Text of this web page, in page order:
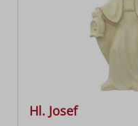
Hl. Josef